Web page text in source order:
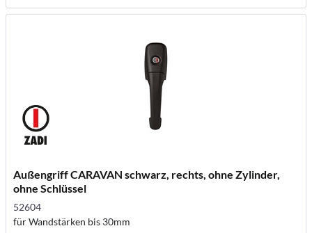
Außengriff CARAVAN schwarz, rechts, ohne Zylinder,
ohne Schlüssel
52604
für Wandstärken bis 30mm